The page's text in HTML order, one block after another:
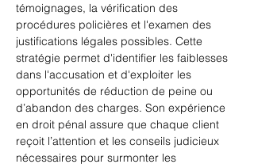
témoignages, la vérification des
procédures policières et l'examen des
justifications légales possibles. Cette
stratégie permet d'identifier les faiblesses
dans l'accusation et d'exploiter les
opportunités de réduction de peine ou
d’abandon des charges. Son expérience
en droit pénal assure que chaque client
reçoit l’attention et les conseils judicieux
nécessaires pour surmonter les